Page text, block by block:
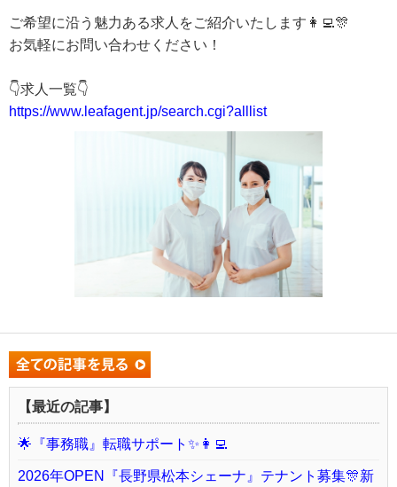
ご希望に沿う魅力ある求人をご紹介いたします👩‍💻🎊
お気軽にお問い合わせください！
👇求人一覧👇
https://www.leafagent.jp/search.cgi?alllist
【最近の記事】
🌟『事務職』転職サポート✨👩‍💻
2026年OPEN『長野県松本シェーナ』テナント募集🎊新